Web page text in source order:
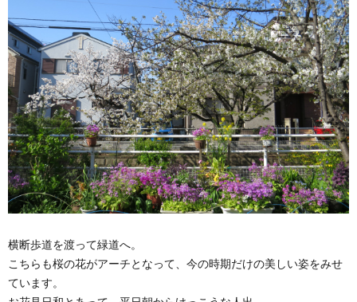
横断歩道を渡って緑道へ。
こちらも桜の花がアーチとなって、今の時期だけの美しい姿をみせ
ています。